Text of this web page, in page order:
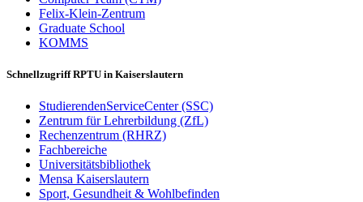
Felix-Klein-Zentrum
Graduate School
KOMMS
Schnellzugriff RPTU in Kaiserslautern
StudierendenServiceCenter (SSC)
Zentrum für Lehrerbildung (ZfL)
Rechenzentrum (RHRZ)
Fachbereiche
Universitätsbibliothek
Mensa Kaiserslautern
Sport, Gesundheit & Wohlbefinden